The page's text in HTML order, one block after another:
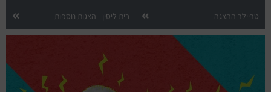
הופעות חיות
הצגות תיאטרון
מחזות זמר
טריילר ההצגה בית ליסין - הצגות נוספות